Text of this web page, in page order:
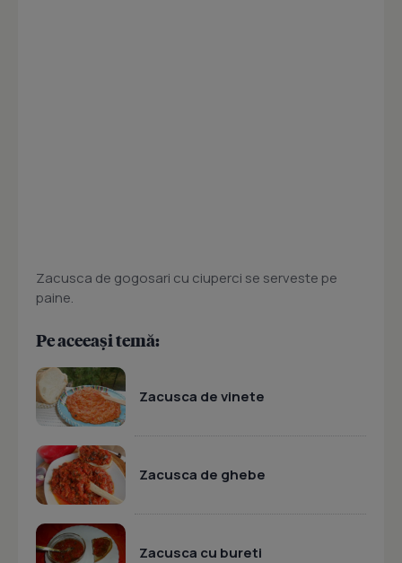
Zacusca de gogosari cu ciuperci se serveste pe
paine.
Pe aceeași temă:
Zacusca de vinete
Zacusca de ghebe
Zacusca cu bureti